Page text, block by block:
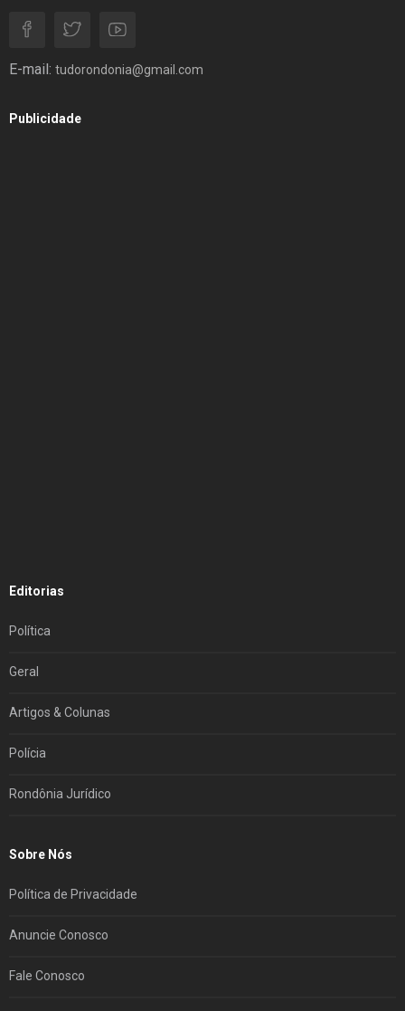
E-mail: tudorondonia@gmail.com
Publicidade
Editorias
Política
Geral
Artigos & Colunas
Polícia
Rondônia Jurídico
Sobre Nós
Política de Privacidade
Anuncie Conosco
Fale Conosco